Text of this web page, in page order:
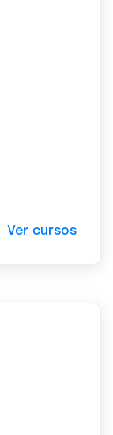
Ver cursos